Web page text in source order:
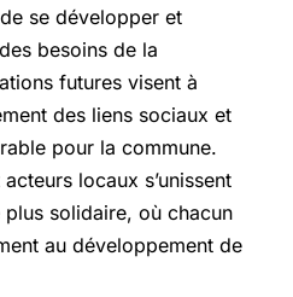
se développer et
besoins de la
futures visent à
des liens sociaux et
pour la commune.
locaux s’unissent
solidaire, où chacun
au développement de